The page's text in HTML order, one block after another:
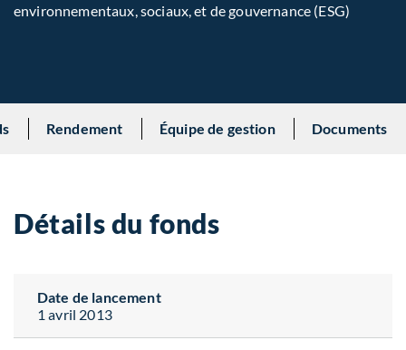
environnementaux, sociaux, et de gouvernance (ESG)
Rendement Équipe de gestion Documents
Détails du fonds
Date de lancement
1 avril 2013